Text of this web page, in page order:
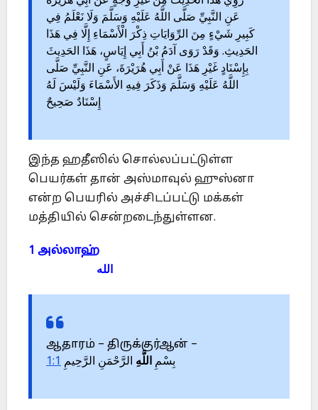
عَنِ النَّبِيِّ صَلَّى اللَّهُ عَلَيْهِ وَسَلَّمَ وَلَا نَعْلَمُ فِي
كَبِيرِ شَيْءٍ مِنَ الرِّوَايَاتِ ذِكْرَ الْأَسْمَاءِ إِلَّا فِي هَذَا
الحَدِيثِ. وَقَدْ رَوَى آدَمُ بْنُ أَبِي إِيَاسٍ، هَذَا الحَدِيثَ
بِإِسْنَادٍ غَيْرِ هَذَا عَنْ أَبِي هُرَيْرَةَ، عَنِ النَّبِيِّ صَلَّى
اللَّهُ عَلَيْهِ وَسَلَّمَ وَذَكَرَ فِيهِ الأَسْمَاءَ وَلَيْسَ لَهُ
إِسْنَادٌ صَحِيحٌ
இந்த ஹதீஸில் சொல்லப்பட்டுள்ள
பெயர்கள் தான் அஸ்மாவுல் ஹுஸ்னா
என்ற பெயரில் அச்சிடப்பட்டு மக்கள்
மத்தியில் சென்றடைந்துள்ளன.
1 அல்லாஹ்
ஆதாரம் – திருக்குர்ஆன் –
بِسْمِ اللَّهِ الرَّحْمَنِ الرَّحِيمِ 1:1